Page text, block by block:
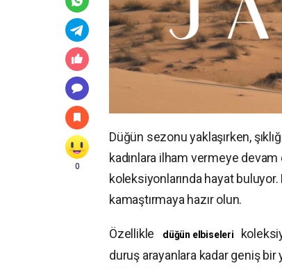
0
Düğün sezonu yaklaşırken,
kadınlara ilham vermeye
koleksiyonlarında hayat
kamaştırmaya hazır olun.
Özellikle düğün elbiseleri
duruş arayanlara kadar geniş